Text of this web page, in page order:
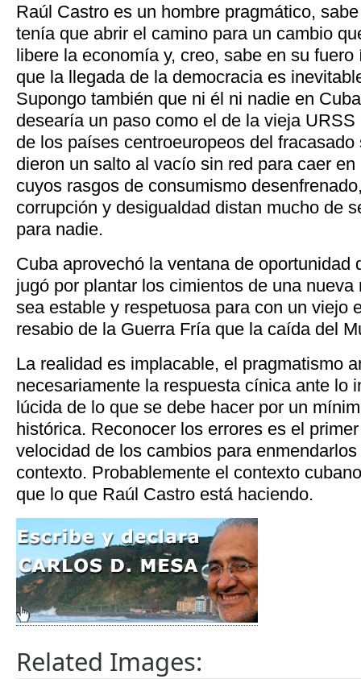
Raúl Castro es un hombre pragmático,
tenía que abrir el camino para un cambio
libere la economía y, creo, sabe en su fuero
que la llegada de la democracia es
Supongo también que ni él ni nadie en Cuba
desearía un paso como el de la vieja URSS
de los países centroeuropeos del
dieron un salto al vacío sin red para caer
cuyos rasgos de consumismo
corrupción y desigualdad distan mucho de
para nadie.
Cuba aprovechó la ventana de oportunidad
jugó por plantar los cimientos de una
sea estable y respetuosa para con un viejo
resabio de la Guerra Fría que la caída del
La realidad es implacable, el pragmatismo
necesariamente la respuesta cínica ante lo
lúcida de lo que se debe hacer por un
histórica. Reconocer los errores es el
velocidad de los cambios para
contexto. Probablemente el contexto
que lo que Raúl Castro está haciendo.
Related Images: